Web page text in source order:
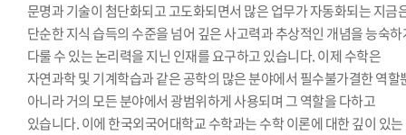
문명과 기술이 첨단화되고 고도화되면서 많은 업무가 자동화되는 지금
단순한 지식 습득의 수준을 넘어 깊은 사고력과 추상적인 개념을 능숙
다룰 수 있는 논리력을 지닌 인재를 요구하고 있습니다. 이제 수학은
자연과학 및 기계학습과 같은 공학의 많은 분야에서 필수불가결한 역할
아니라 거의 모든 분야에서 광범위하게 사용되며 그 역할을 다하고
있습니다. 이에 한국외국어대학교 수학과는 수학 이론에 대한 깊이 있는